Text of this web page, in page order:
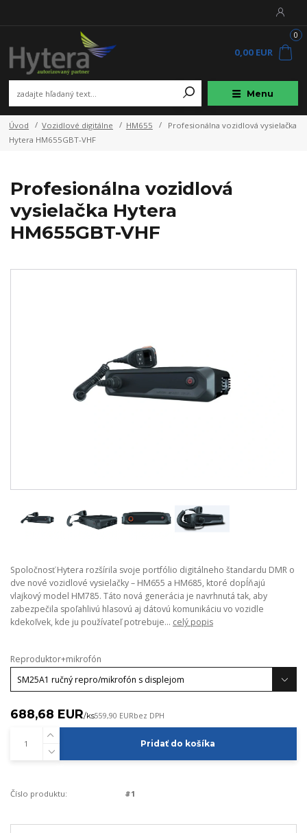
Menu
0
0,00 EUR
Úvod Vozidlové digitálne HM655
Profesionálna vozidlová vysielačka
Hytera HM655GBT-VHF
Profesionálna vozidlová
vysielačka Hytera
HM655GBT-VHF
Spoločnosť Hytera rozšírila svoje portfólio digitálneho štandardu DMR o
dve nové vozidlové vysielačky – HM655 a HM685, ktoré dopĺňajú
vlajkový model HM785. Táto nová generácia je navrhnutá tak, aby
zabezpečila spoľahlivú hlasovú aj dátovú komunikáciu vo vozidle
kdekoľvek, kde ju používateľ potrebuje... celý popis
Reproduktor+mikrofón
688,68 EUR/ks559,90 EURbez DPH
Pridať do košíka
Číslo produktu: #1